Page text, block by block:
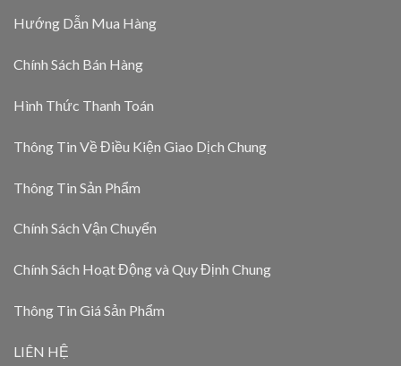
Hướng Dẫn Mua Hàng
Chính Sách Bán Hàng
Hình Thức Thanh Toán
Thông Tin Về Điều Kiện Giao Dịch Chung
Thông Tin Sản Phẩm
Chính Sách Vận Chuyển
Chính Sách Hoạt Động và Quy Định Chung
Thông Tin Giá Sản Phẩm
LIÊN HỆ